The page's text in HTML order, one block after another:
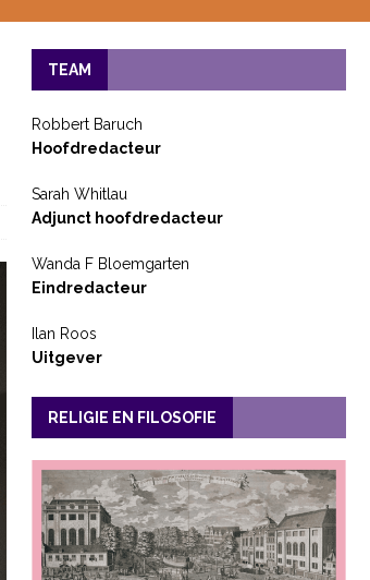
TEAM
Robbert Baruch
Hoofdredacteur
Sarah Whitlau
Adjunct hoofdredacteur
Wanda F Bloemgarten
Eindredacteur
Ilan Roos
Uitgever
RELIGIE EN FILOSOFIE